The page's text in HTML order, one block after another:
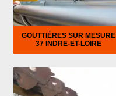
GOUTTIÈRES SUR MESURE
37 INDRE-ET-LOIRE